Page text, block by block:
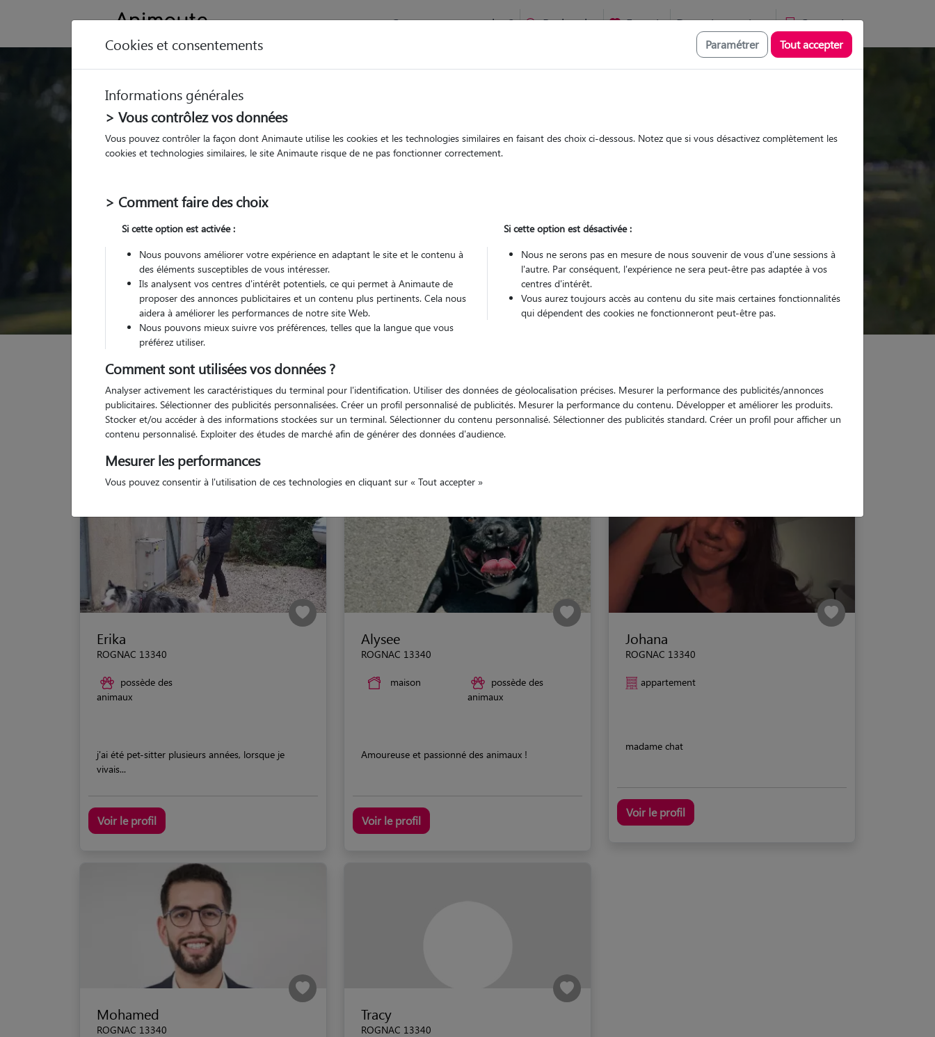
Comment ça marche ? Recherche Favoris Devenir pet sitter Connexion
Trouvez votre gardien idéal !
Parmi nospet sitters vérifiés chez le Pet Sitter
chez le Pet Sitter Visites
Visites
Pour quel animal ?
Trouver mon Pet Sitter
Garde animaux France Provence Alpes Côte d'Azur
Nos cat sitters à Rognac
Erika
ROGNAC 13340
possède des
animaux
j'ai été pet-sitter plusieurs années, lorsque je
vivais...
Voir le profil
Alysee
ROGNAC 13340
maison
possède des
animaux
Amoureuse et passionné des animaux !
Voir le profil
Johana
ROGNAC 13340
appartement
madame chat
Voir le profil
Mohamed
ROGNAC 13340
Tracy
ROGNAC 13340
Cookies et consentements Paramétrer Tout accepter
Informations générales
> Vous contrôlez vos données
Vous pouvez contrôler la façon dont Animaute utilise les cookies et les technologies similaires en faisant des choix ci-dessous. Notez que si vous désactivez complètement les
cookies et technologies similaires, le site Animaute risque de ne pas fonctionner correctement.
> Comment faire des choix
Si cette option est activée :
Nous pouvons améliorer votre expérience en adaptant le site et le contenu à
des éléments susceptibles de vous intéresser.
Ils analysent vos centres d'intérêt potentiels, ce qui permet à Animaute de
proposer des annonces publicitaires et un contenu plus pertinents. Cela nous
aidera à améliorer les performances de notre site Web.
Nous pouvons mieux suivre vos préférences, telles que la langue que vous
préférez utiliser.
Si cette option est désactivée :
Nous ne serons pas en mesure de nous souvenir de vous d'une sessions à
l'autre. Par conséquent, l'expérience ne sera peut-être pas adaptée à vos
centres d'intérêt.
Vous aurez toujours accès au contenu du site mais certaines fonctionnalités
qui dépendent des cookies ne fonctionneront peut-être pas.
Comment sont utilisées vos données ?
Analyser activement les caractéristiques du terminal pour l'identification. Utiliser des données de géolocalisation précises. Mesurer la performance des publicités/annonces
publicitaires. Sélectionner des publicités personnalisées. Créer un profil personnalisé de publicités. Mesurer la performance du contenu. Développer et améliorer les produits.
Stocker et/ou accéder à des informations stockées sur un terminal. Sélectionner du contenu personnalisé. Sélectionner des publicités standard. Créer un profil pour afficher un
contenu personnalisé. Exploiter des études de marché afin de générer des données d'audience.
Mesurer les performances
Vous pouvez consentir à l'utilisation de ces technologies en cliquant sur « Tout accepter »